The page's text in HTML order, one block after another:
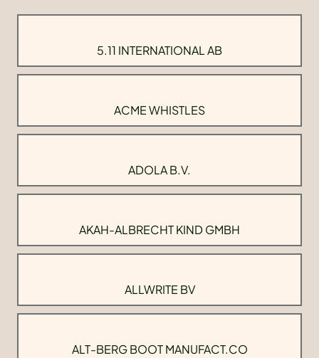
5.11 INTERNATIONAL AB
ACME WHISTLES
ADOLA B.V.
AKAH-ALBRECHT KIND GMBH
ALLWRITE BV
ALT-BERG BOOT MANUFACT.CO